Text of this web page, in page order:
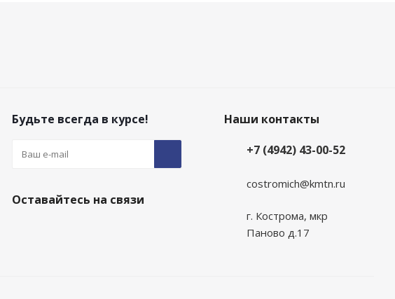
Будьте всегда в курсе!
Оставайтесь на связи
Наши контакты
+7 (4942) 43-00-52
costromich@kmtn.ru
г. Кострома, мкр
Паново д.17